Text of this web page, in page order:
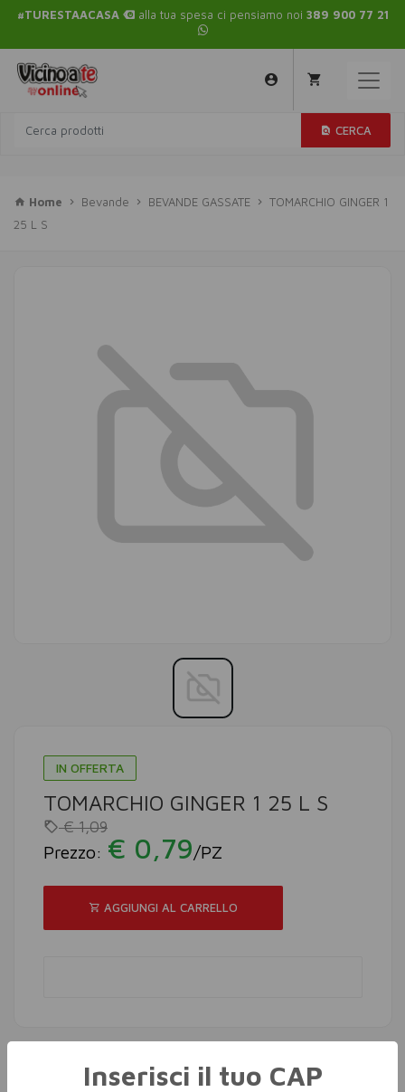
#TURESTAACASA alla tua spesa ci pensiamo noi 389 900 77 21
CERCA
Home Bevande BEVANDE GASSATE
TOMARCHIO GINGER 1
25 L S
IN OFFERTA
TOMARCHIO GINGER 1 25 L S
€ 1,09
Prezzo: € 0,79/PZ
AGGIUNGI AL CARRELLO
Inserisci il tuo CAP